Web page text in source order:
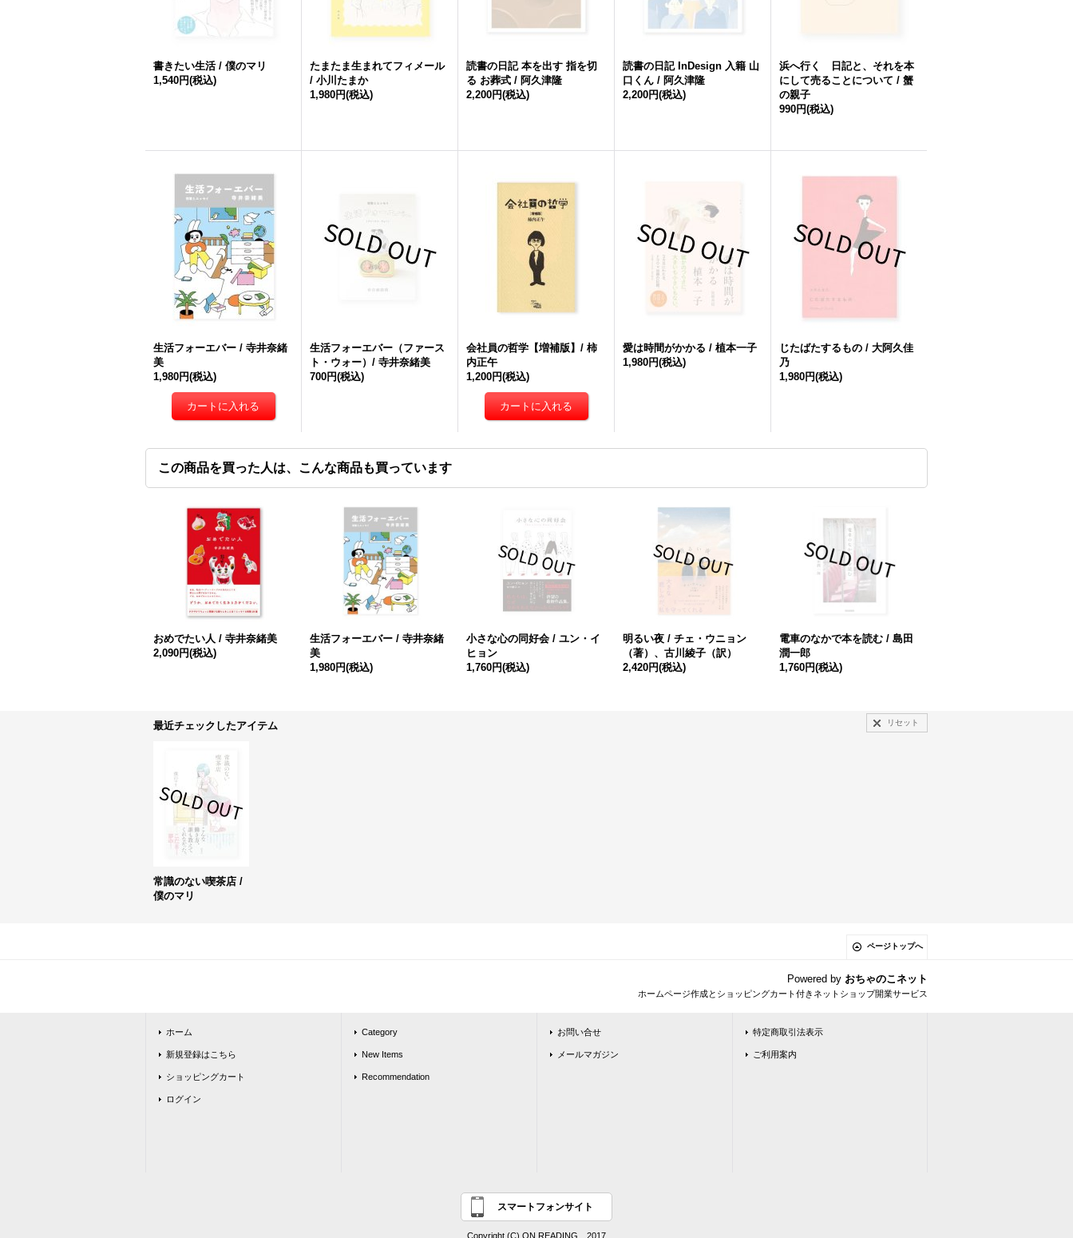
書きたい生活 / 僕のマリ
1,540円(税込)
たまたま生まれてフィメール
/ 小川たまか
1,980円(税込)
読書の日記 本を出す 指を切
る お葬式 / 阿久津隆
2,200円(税込)
読書の日記 InDesign 入籍 山
口くん / 阿久津隆
2,200円(税込)
浜へ行く 日記と、それを本
にして売ることについて / 蟹
の親子
990円(税込)
生活フォーエバー / 寺井奈緒
美
1,980円(税込)
生活フォーエバー（ファース
ト・ウォー）/ 寺井奈緒美
700円(税込)
会社員の哲学【増補版】/ 柿
内正午
1,200円(税込)
愛は時間がかかる / 植本一子
1,980円(税込)
じたばたするもの / 大阿久佳
乃
1,980円(税込)
この商品を買った人は、こんな商品も買っています
おめでたい人 / 寺井奈緒美
2,090円(税込)
生活フォーエバー / 寺井奈緒
美
1,980円(税込)
小さな心の同好会 / ユン・イ
ヒョン
1,760円(税込)
明るい夜 / チェ・ウニョン
（著）、古川綾子（訳）
2,420円(税込)
電車のなかで本を読む / 島田
潤一郎
1,760円(税込)
最近チェックしたアイテム リセット
常識のない喫茶店 /
僕のマリ
ページトップへ
Powered by おちゃのこネット
ホームページ作成とショッピングカート付きネットショップ開業サービス
ホーム
新規登録はこちら
ショッピングカート
ログイン
Category
New Items
Recommendation
お問い合せ
メールマガジン
特定商取引法表示
ご利用案内
スマートフォンサイト
Copyright (C) ON READING 2017